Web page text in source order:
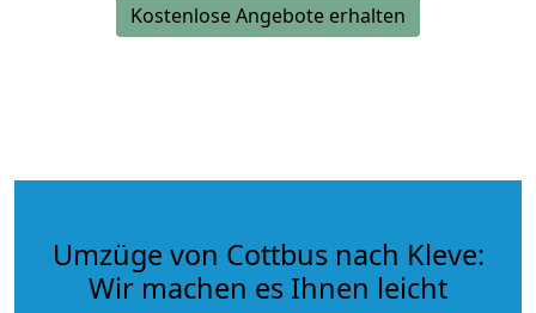
Kostenlose Angebote erhalten
Umzüge von Cottbus nach Kleve:
Wir machen es Ihnen leicht